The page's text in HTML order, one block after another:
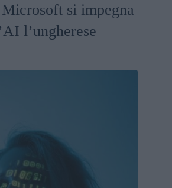
si impegna
l’ungherese